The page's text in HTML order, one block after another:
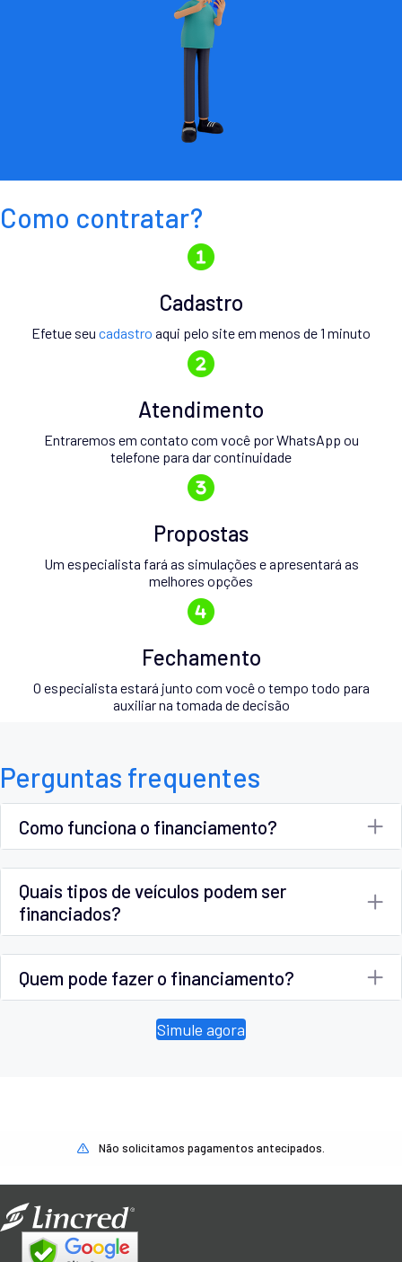
Como contratar?
Cadastro
Efetue seu cadastro aqui pelo site em menos de 1 minuto
Atendimento
Entraremos em contato com você por WhatsApp ou
telefone para dar continuidade
Propostas
Um especialista fará as simulações e apresentará as
melhores opções
Fechamento
O especialista estará junto com você o tempo todo para
auxiliar na tomada de decisão
Perguntas frequentes
Como funciona o financiamento?
Quais tipos de veículos podem ser
financiados?
Quem pode fazer o financiamento?
Simule agora
Não solicitamos pagamentos antecipados.